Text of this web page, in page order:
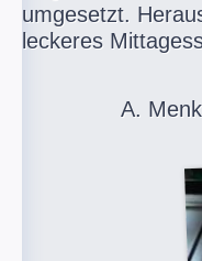
umgesetzt.
leckeres
A.